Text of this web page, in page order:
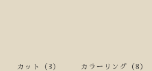
カット（3） カラーリング（8）